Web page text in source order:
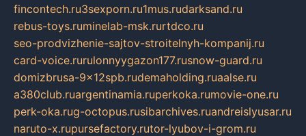
fincontech.ru3sexporn.ru1mus.rudarksand.ru
rebus-toys.ruminelab-msk.rurtdco.ru
seo-prodvizhenie-sajtov-stroitelnyh-kompanij.ru
card-voice.rurulonnyygazon177.rusnow-guard.ru
domizbrusa-9x12spb.rudemaholding.ruaalse.ru
a380club.ruargentinamia.ruperkoka.rumovie-one.ru
perk-oka.rug-octopus.rusibarchives.ruandreislyusar.ru
naruto-x.rupursefactory.rutor-lyubov-i-grom.ru